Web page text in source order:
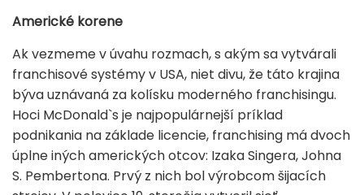
Americké korene
Ak vezmeme v úvahu rozmach, s akým sa vytvárali
franchisové systémy v USA, niet divu, že táto krajina
býva uznávaná za kolísku moderného franchisingu.
Hoci McDonald`s je najpopulárnejší príklad
podnikania na základe licencie, franchising má dvoch
úplne iných amerických otcov: Izaka Singera, Johna
S. Pembertona. Prvý z nich bol výrobcom šijacích